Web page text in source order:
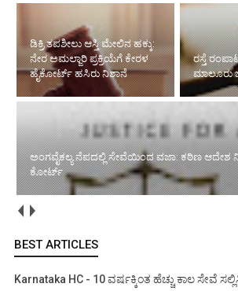
ಡಿಕ್ರಿ ತಪಶೀಲು ಆಸ್ತಿ ಮೇಲಿನ ಹಕ್ಕು:
ನೇರ ಅಮಲ್ಜಾರಿ ಪ್ರಕ್ರಿಯೆಗೆ ಕೇರಳ
ಹೈಕೋರ್ಟ್ ಹಸಿರು ನಿಶಾನೆ
ರಸ್ತೆ
ಮಾಲೂರು
ಅಂಗವೈಕಲ್ಯ ನೆಪದಲ್ಲಿ ಸೇವೆಯಿಂದ ವಜಾ: ಕಠಿಣ ಆದೇಶ
ಕೋರ್ಟ್‌
BEST ARTICLES
Karnataka HC - 10 ವರ್ಷಕ್ಕಿಂತ ಹೆಚ್ಚು ಕಾಲ ಸೇವೆ